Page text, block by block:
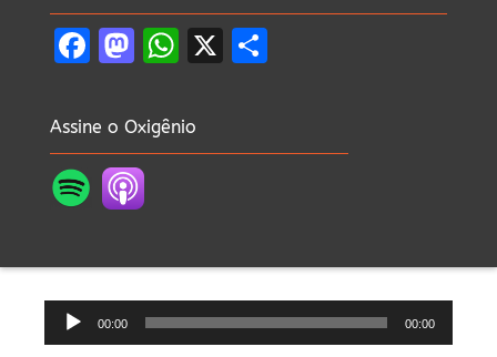
Facebook
Mastodon
WhatsApp
X
Assine o Oxigênio
Tocador
de
00:00 00:00